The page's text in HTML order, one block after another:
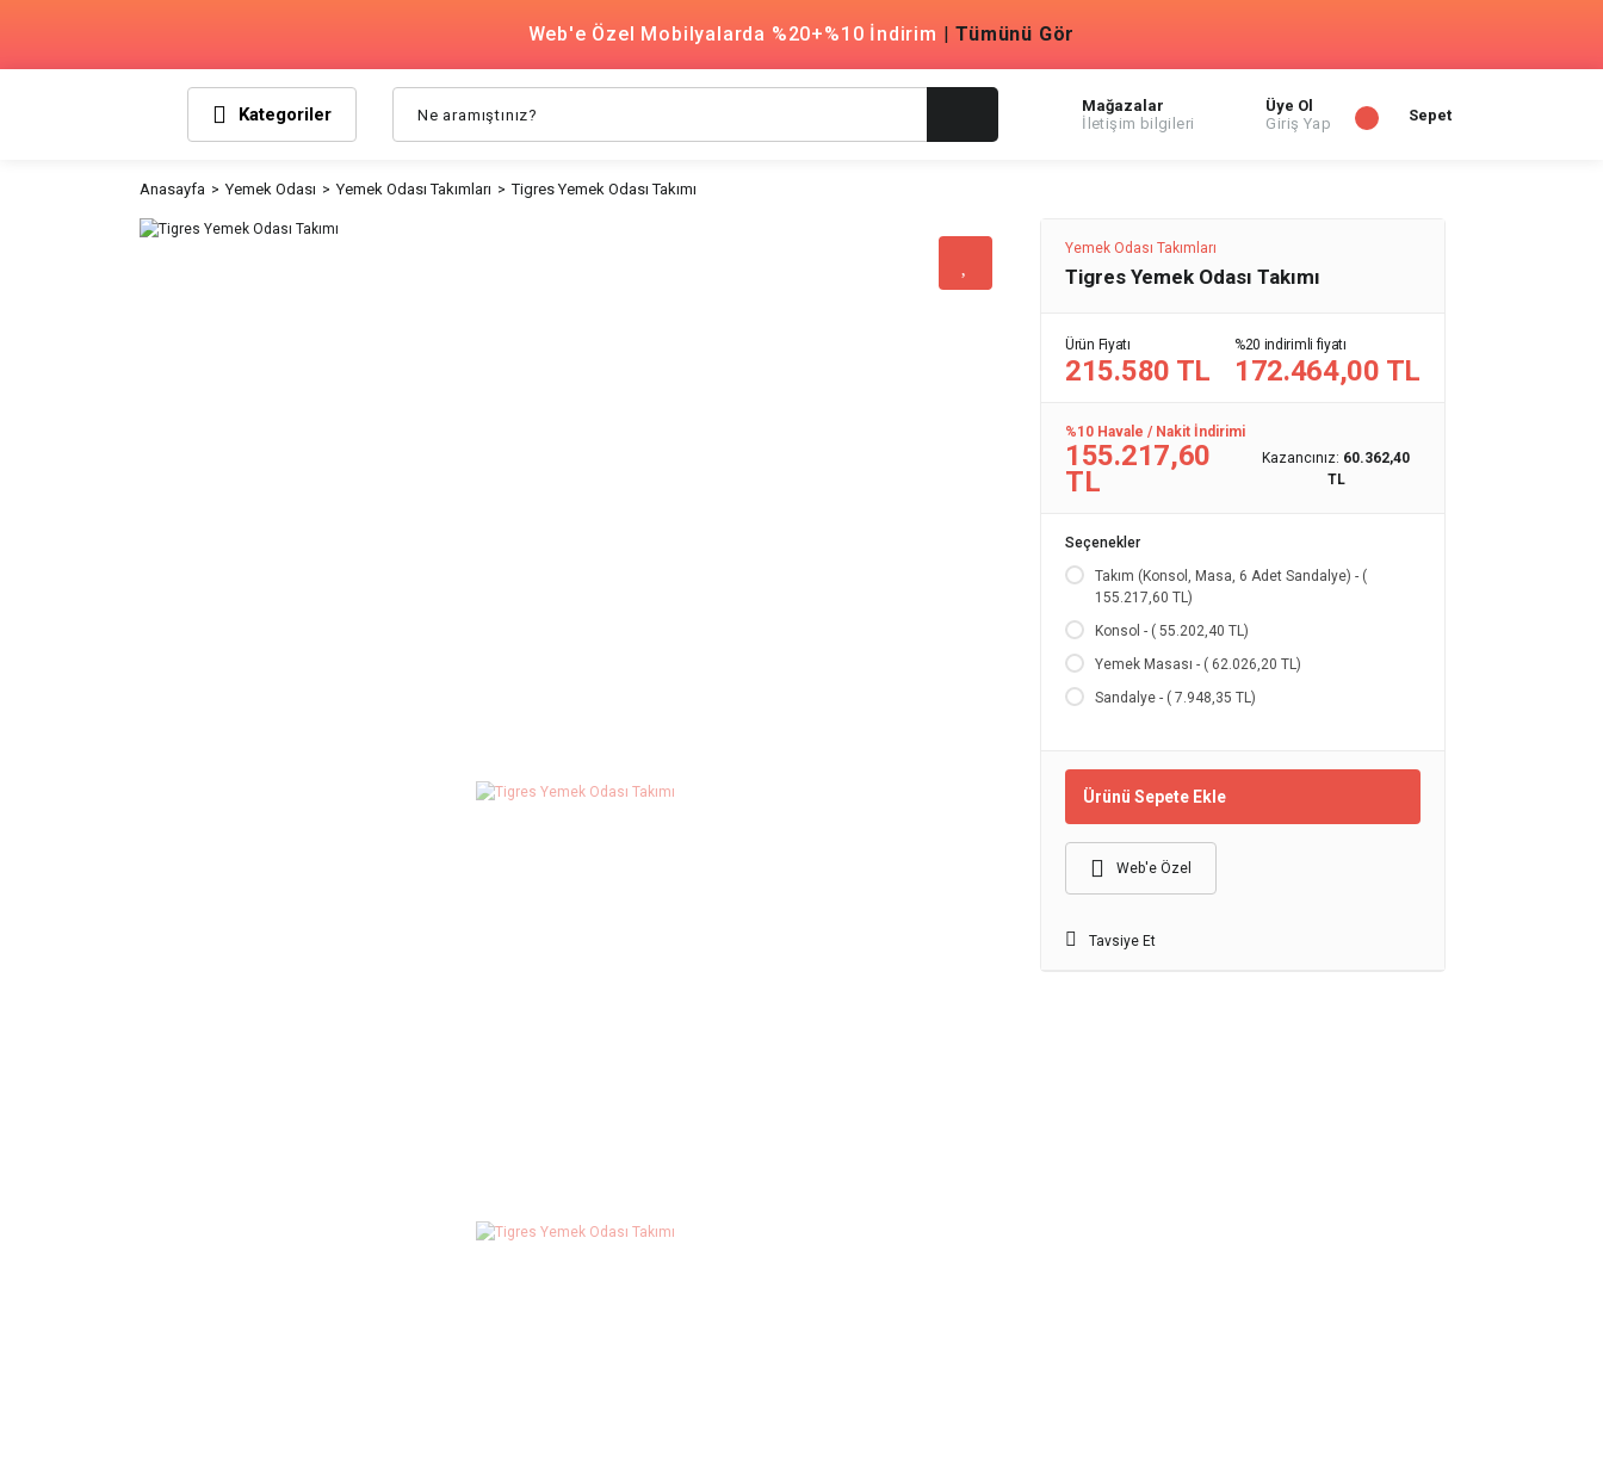
Web'e Özel Mobilyalarda %20+%10 İndirim |Tümünü Gör
Kategoriler
Mağazalar
İletişim bilgileri
Üye Ol
Giriş Yap
Sepet
Anasayfa Yemek Odası Yemek Odası Takımları Tigres Yemek Odası Takımı
Yemek Odası Takımları
Tigres Yemek Odası Takımı
Ürün Fiyatı
215.580 TL
%20 indirimli fiyatı
172.464,00 TL
%10 Havale / Nakit İndirimi
155.217,60
TL
Kazancınız: 60.362,40
TL
Seçenekler
Takım (Konsol, Masa, 6 Adet Sandalye) - (
155.217,60 TL)
Konsol - ( 55.202,40 TL)
Yemek Masası - ( 62.026,20 TL)
Sandalye - ( 7.948,35 TL)
Ürünü Sepete Ekle
Web'e Özel
Tavsiye Et